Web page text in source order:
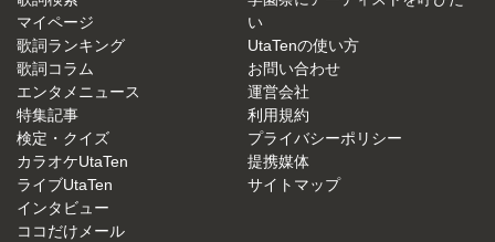
マイページ
歌詞ランキング
歌詞コラム
エンタメニュース
特集記事
検定・クイズ
カラオケUtaTen
ライブUtaTen
インタビュー
ココだけメール
い
UtaTenの使い方
お問い合わせ
運営会社
利用規約
プライバシーポリシー
提携媒体
サイトマップ